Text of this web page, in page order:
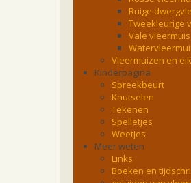
Ruige
Tweekleurige
Vale vleermuis
Vleermuizen en
Kinderpagina
Spreekbeurt
Knutselen
Tekenen
Spelletjes
Weetjes
Meer weten
Links
Boeken en